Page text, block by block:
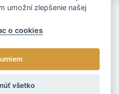
s.r.o. |Cookies nastavenia
umožní zlepšenie našej
o cookies
všetko